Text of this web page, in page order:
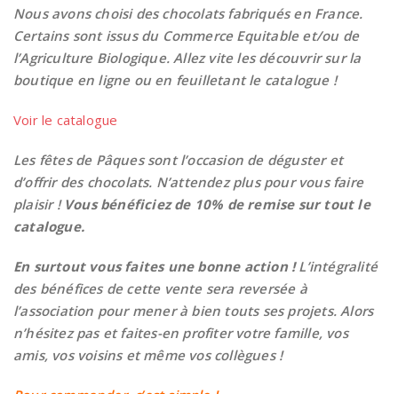
Nous avons choisi des chocolats fabriqués en France.
Certains sont issus du Commerce Equitable et/ou de
l’Agriculture Biologique. Allez vite les découvrir sur la
boutique en ligne ou en feuilletant le catalogue !
Voir le catalogue
Les fêtes de Pâques sont l’occasion de déguster et
d’offrir des chocolats. N’attendez plus pour vous faire
plaisir ! Vous bénéficiez de 10% de remise sur tout le
catalogue.
En surtout vous faites une bonne action !L’intégralité
des bénéfices de cette vente sera reversée à
l’association pour mener à bien touts ses projets. Alors
n’hésitez pas et faites-en profiter votre famille, vos
amis, vos voisins et même vos collègues !